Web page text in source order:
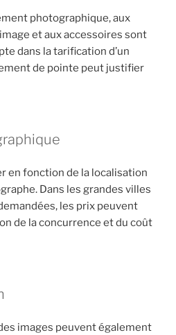
photographique, aux
et aux accessoires sont
dans la tarification d’un
de pointe peut justifier
en fonction de la localisation
Dans les grandes villes
les prix peuvent
de la concurrence et du coût
images peuvent également